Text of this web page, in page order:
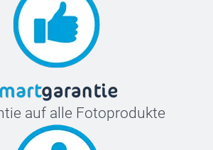
auf alle Fotoprodukte